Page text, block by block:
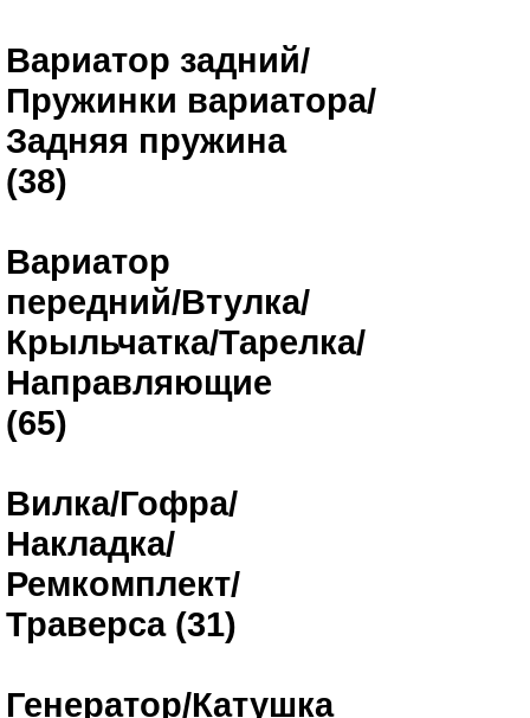
Вариатор задний/
Пружинки вариатора/
Задняя пружина
(38)
Вариатор
передний/Втулка/
Крыльчатка/Тарелка/
Направляющие
(65)
Вилка/Гофра/
Накладка/
Ремкомплект/
Траверса (31)
Генератор/Катушка